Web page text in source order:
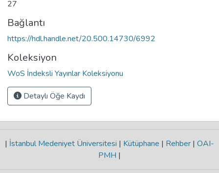
27
Bağlantı
https://hdl.handle.net/20.500.14730/6992
Koleksiyon
WoS İndeksli Yayınlar Koleksiyonu
Detaylı Öğe Kaydı
| İstanbul Medeniyet Üniversitesi | Kütüphane | Rehber | OAI-
PMH |